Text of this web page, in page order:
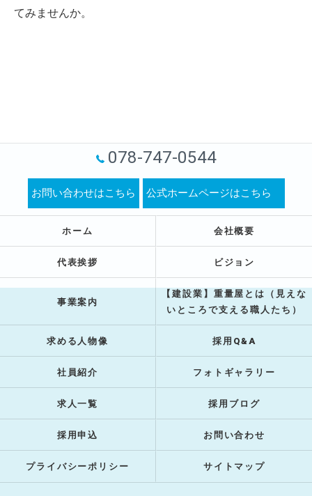
てみませんか。
078-747-0544
お問い合わせはこちら 公式ホームページはこちら
ホーム 会社概要
代表挨拶 ビジョン
事業案内
【建設業】重量屋とは（見えな
いところで支える職人たち）
求める人物像 採用Q&A
社員紹介 フォトギャラリー
求人一覧 採用ブログ
採用申込 お問い合わせ
プライバシーポリシー サイトマップ